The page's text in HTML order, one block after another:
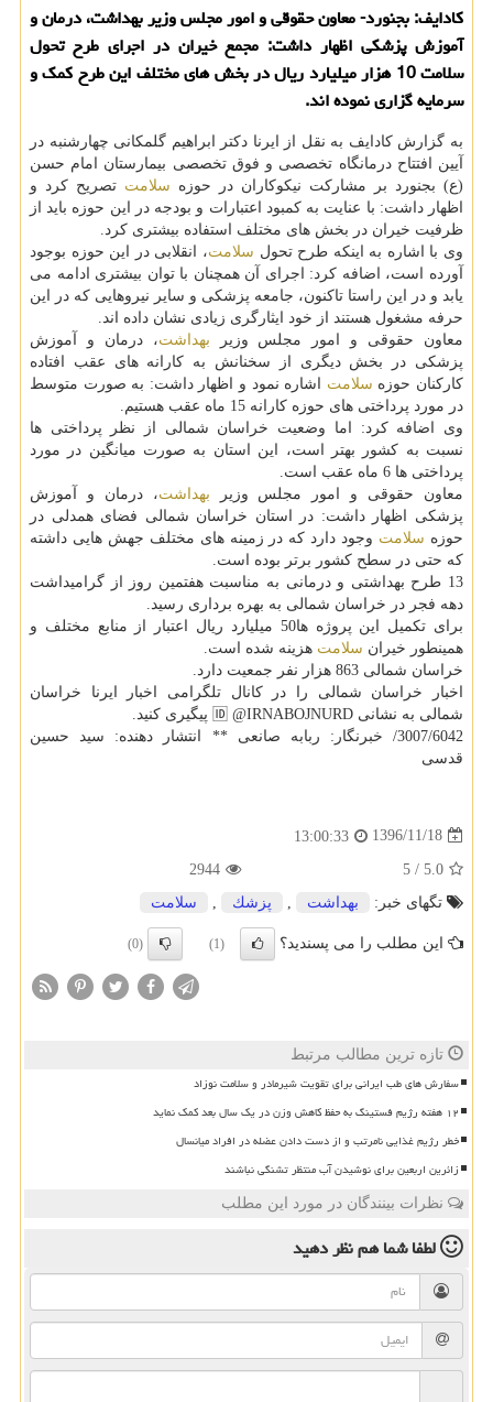
كادایف: بجنورد- معاون حقوقی و امور مجلس وزیر بهداشت، درمان و
آموزش پزشكی اظهار داشت: مجمع خیران در اجرای طرح تحول
سلامت 10 هزار میلیارد ریال در بخش های مختلف این طرح كمك و
سرمایه گزاری نموده اند.
به گزارش كادایف به نقل از ایرنا دكتر ابراهیم گلمكانی چهارشنبه در
آیین افتتاح درمانگاه تخصصی و فوق تخصصی بیمارستان امام حسن
(ع) بجنورد بر مشاركت نیكوكاران در حوزه سلامت تصریح كرد و
اظهار داشت: با عنایت به كمبود اعتبارات و بودجه در این حوزه باید از
ظرفیت خیران در بخش های مختلف استفاده بیشتری كرد.
وی با اشاره به اینكه طرح تحول سلامت، انقلابی در این حوزه بوجود
آورده است، اضافه كرد: اجرای آن همچنان با توان بیشتری ادامه می
یابد و در این راستا تاكنون، جامعه پزشكی و سایر نیروهایی كه در این
حرفه مشغول هستند از خود ایثارگری زیادی نشان داده اند.
معاون حقوقی و امور مجلس وزیر بهداشت، درمان و آموزش
پزشكی در بخش دیگری از سخنانش به كارانه های عقب افتاده
كاركنان حوزه سلامت اشاره نمود و اظهار داشت: به صورت متوسط
در مورد پرداختی های حوزه كارانه 15 ماه عقب هستیم.
وی اضافه كرد: اما وضعیت خراسان شمالی از نظر پرداختی ها
نسبت به كشور بهتر است، این استان به صورت میانگین در مورد
پرداختی ها 6 ماه عقب است.
معاون حقوقی و امور مجلس وزیر بهداشت، درمان و آموزش
پزشكی اظهار داشت: در استان خراسان شمالی فضای همدلی در
حوزه سلامت وجود دارد كه در زمینه های مختلف جهش هایی داشته
كه حتی در سطح كشور برتر بوده است.
13 طرح بهداشتی و درمانی به مناسبت هفتمین روز از گرامیداشت
دهه فجر در خراسان شمالی به بهره برداری رسید.
برای تكمیل این پروژه ها50 میلیارد ریال اعتبار از منابع مختلف و
همینطور خیران سلامت هزینه شده است.
خراسان شمالی 863 هزار نفر جمعیت دارد.
اخبار خراسان شمالی را در كانال تلگرامی اخبار ایرنا خراسان
شمالی به نشانی 🆔 @IRNABOJNURD پیگیری كنید.
3007/6042/ خبرنگار: ربابه صانعی ** انتشار دهنده: سید حسین
قدسی
1396/11/18
13:00:33
5.0
/
5
2944
تگهای خبر:
بهداشت پزشك سلامت
این مطلب را می پسندید؟ (1)
(0)
تازه ترین مطالب مرتبط
سفارش های طب ایرانی برای تقویت شیرمادر و سلامت نوزاد
۱۲ هفته رژیم فستینگ به حفظ کاهش وزن در یک سال بعد کمک نماید
خطر رژیم غذایی نامرتب و از دست دادن عضله در افراد میانسال
زائرین اربعین برای نوشیدن آب منتظر تشنگی نباشند
نظرات بینندگان در مورد این مطلب
لطفا شما همنظر دهید